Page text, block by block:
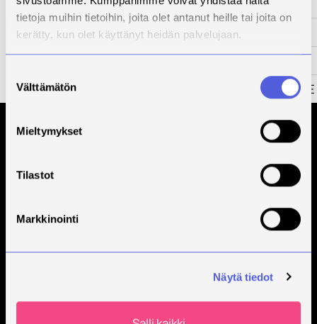
tietoja muihin tietoihin, joita olet antanut heille tai joita on
kerätty, kun olet käyttänyt heidän palvelujaan.
valinta
Välttämätön
Mieltymykset
Tilastot
Markkinointi
Näytä tiedot
Toimenpiteet
Tulokset
Kumppanit
Rahoittaja
EAKR FLAT RATE
Savonia on kansainvälinen työelämäläheinen
korkeakoulu, joka kouluttaa, tutkii, kehittää ja